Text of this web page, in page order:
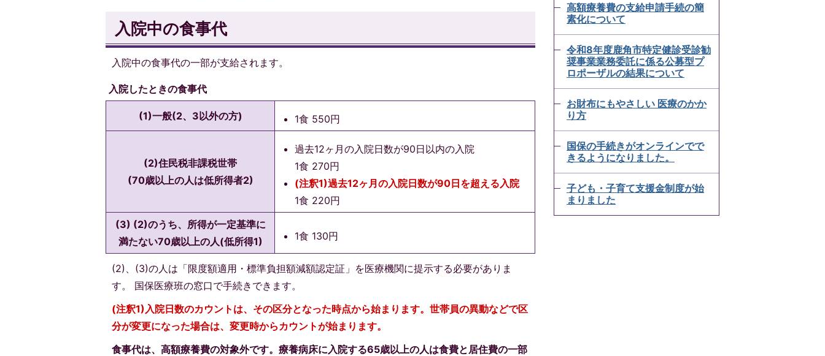
入院中の食事代
入院中の食事代の一部が支給されます。
入院したときの食事代
(1)一般(2、3以外の方) 1食 550円
(2)住民税非課税世帯
(70歳以上の人は低所得者2)
過去12ヶ月の入院日数が90日以内の入院
1食 270円
(注釈1)過去12ヶ月の入院日数が90日を超える入院
1食 220円
(3) (2)のうち、所得が一定基準に
満たない70歳以上の人(低所得1)
1食 130円
(2)、(3)の人は「限度額適用・標準負担額減額認定証」を医療機関に提示する必要がありま
す。 国保医療班の窓口で手続きできます。
(注釈1)入院日数のカウントは、その区分となった時点から始まります。世帯員の異動などで区
分が変更になった場合は、変更時からカウントが始まります。
食事代は、高額療養費の対象外です。療養病床に入院する65歳以上の人は食費と居住費の一部
高額療養費の支給申請手続の簡
素化について
令和8年度鹿角市特定健診受診勧
奨事業業務委託に係る公募型プ
ロポーザルの結果について
お財布にもやさしい 医療のかか
り方
国保の手続きがオンラインでで
きるようになりました。
子ども・子育て支援金制度が始
まりました